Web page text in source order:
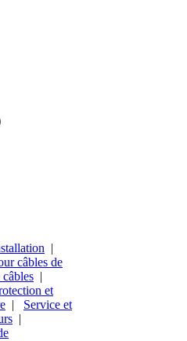
|
câbles de
câbles |
et
| Service et
|